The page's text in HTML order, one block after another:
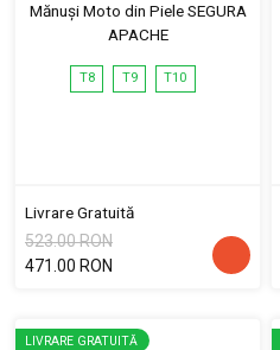
Mănuși Moto din Piele SEGURA
APACHE
T8 T9 T10
Livrare Gratuită
523.00 RON
471.00 RON
LIVRARE GRATUITĂ